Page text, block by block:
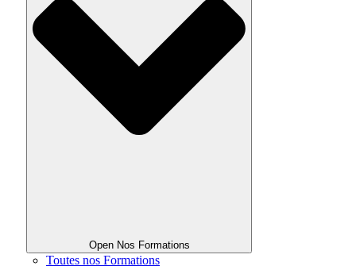
Open Nos Formations
Toutes nos Formations